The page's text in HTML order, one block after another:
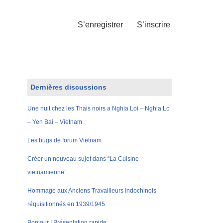
S’enregistrer S’inscrire
Dernières discussions
Une nuit chez les Thais noirs a Nghia Loi – Nghia Lo
– Yen Bai – Vietnam.
Les bugs de forum Vietnam
Créer un nouveau sujet dans “La Cuisine
vietnamienne”
Hommage aux Anciens Travailleurs Indochinois
réquisitionnés en 1939/1945